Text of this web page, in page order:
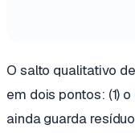
O salto qualitativo de
em dois pontos: (1)
ainda guarda